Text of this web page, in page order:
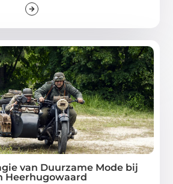
van Duurzame Mode bij
Heerhugowaard